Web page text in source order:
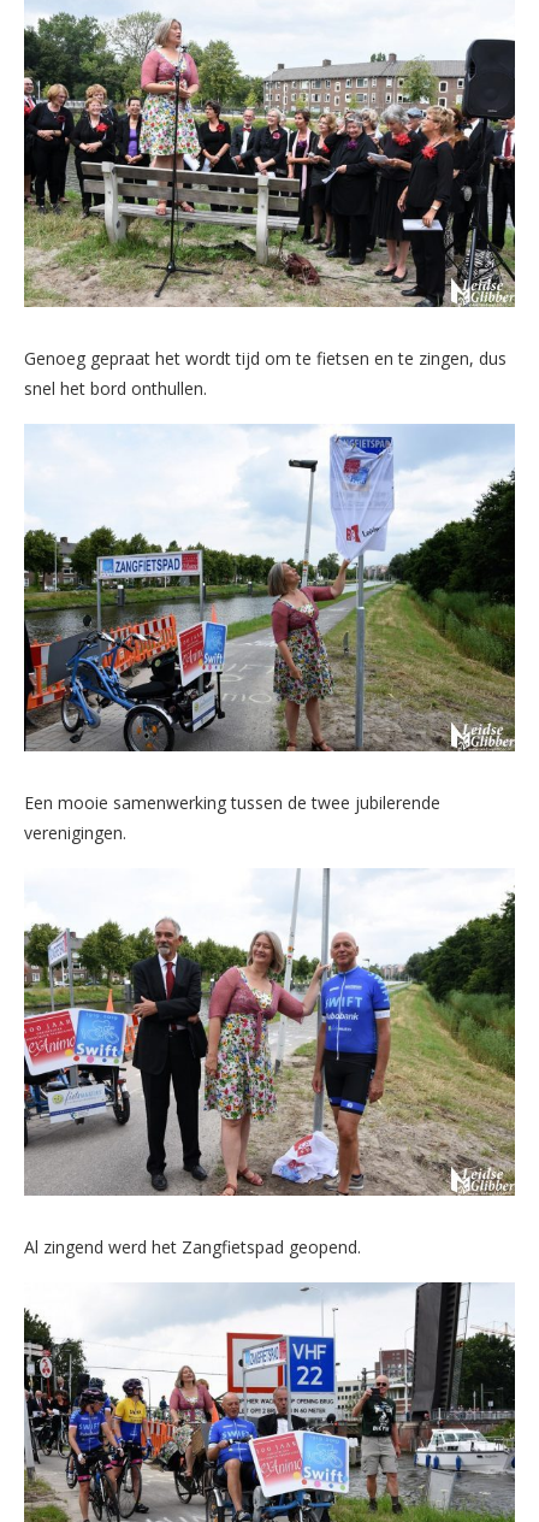
Genoeg gepraat het wordt tijd om te fietsen en te zingen, dus
snel het bord onthullen.
Een mooie samenwerking tussen de twee jubilerende
verenigingen.
Al zingend werd het Zangfietspad geopend.